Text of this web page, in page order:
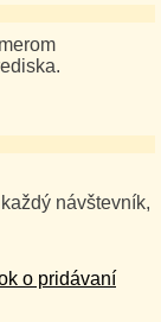
návštevník,
o pridávaní